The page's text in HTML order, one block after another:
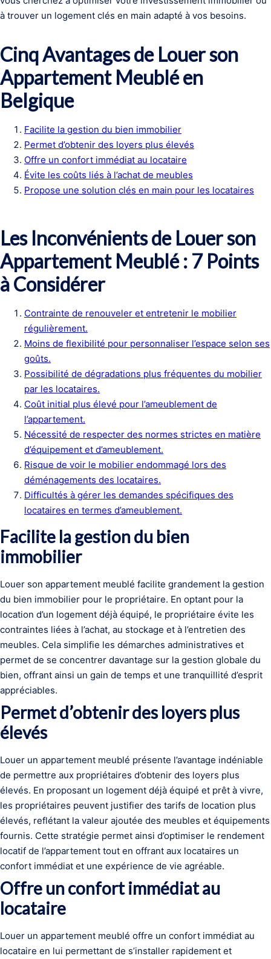
à trouver un logement clés en main adapté à vos besoins.
Cinq Avantages de Louer son
Appartement Meublé en
Belgique
Facilite la gestion du bien immobilier
Permet d’obtenir des loyers plus élevés
Offre un confort immédiat au locataire
Évite les coûts liés à l’achat de meubles
Propose une solution clés en main pour les locataires
Les Inconvénients de Louer son
Appartement Meublé : 7 Points
à Considérer
Contrainte de renouveler et entretenir le mobilier
régulièrement.
Moins de flexibilité pour personnaliser l’espace selon ses
goûts.
Possibilité de dégradations plus fréquentes du mobilier
par les locataires.
Coût initial plus élevé pour l’ameublement de
l’appartement.
Nécessité de respecter des normes strictes en matière
d’équipement et d’ameublement.
Risque de voir le mobilier endommagé lors des
déménagements des locataires.
Difficultés à gérer les demandes spécifiques des
locataires en termes d’ameublement.
Facilite la gestion du bien
immobilier
Louer son appartement meublé facilite grandement la gestion
du bien immobilier pour le propriétaire. En optant pour la
location d’un logement déjà équipé, le propriétaire évite les
contraintes liées à l’achat, au stockage et à l’entretien des
meubles. Cela simplifie les démarches administratives et
permet de se concentrer davantage sur la gestion globale du
bien, offrant ainsi un gain de temps et une tranquillité d’esprit
appréciables.
Permet d’obtenir des loyers plus
élevés
Louer un appartement meublé présente l’avantage indéniable
de permettre aux propriétaires d’obtenir des loyers plus
élevés. En proposant un logement déjà équipé et prêt à vivre,
les propriétaires peuvent justifier des tarifs de location plus
élevés, reflétant la valeur ajoutée des meubles et équipements
fournis. Cette stratégie permet ainsi d’optimiser le rendement
locatif de l’appartement tout en offrant aux locataires un
confort immédiat et une expérience de vie agréable.
Offre un confort immédiat au
locataire
Louer un appartement meublé offre un confort immédiat au
locataire en lui permettant de s’installer rapidement et